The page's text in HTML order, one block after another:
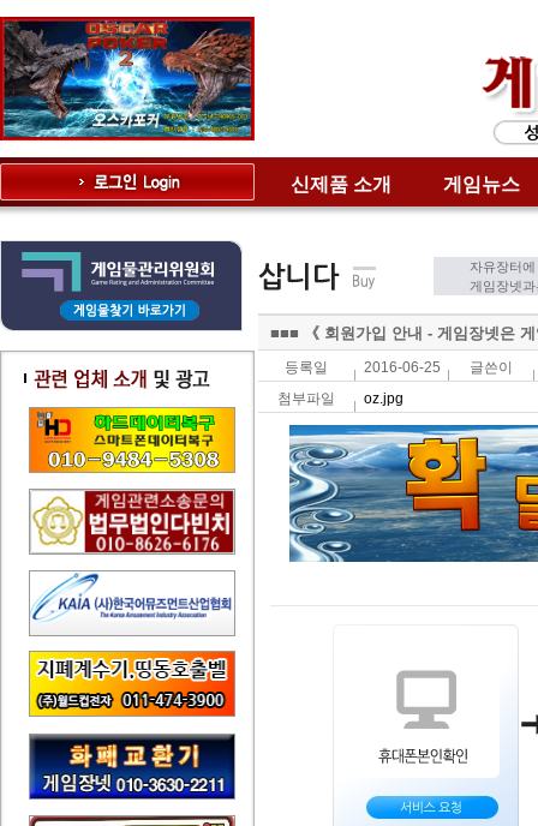
신제품 소개 게임뉴스
자유장터
게임장넷
■■■ 《 회원가입 안내 - 게임장넷은
등록일 2016-06-25
글쓴이
첨부파일
oz.jpg